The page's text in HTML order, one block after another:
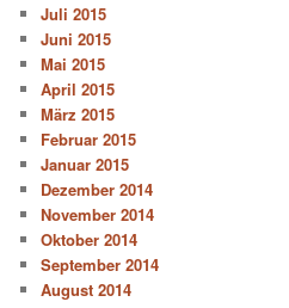
Juli 2015
Juni 2015
Mai 2015
April 2015
März 2015
Februar 2015
Januar 2015
Dezember 2014
November 2014
Oktober 2014
September 2014
August 2014